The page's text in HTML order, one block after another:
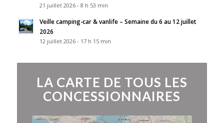
21 juillet 2026 - 8 h 53 min
Veille camping-car & vanlife – Semaine du 6 au 12 juillet
2026
12 juillet 2026 - 17 h 15 min
LA CARTE DE TOUS LES
CONCESSIONNAIRES